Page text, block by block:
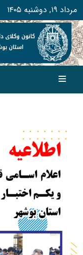
۱۴۰۵ مرداد ۱۹, دوشنبه